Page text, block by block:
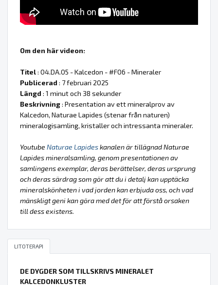
Om den här videon:
Titel: 04.DA.05 - Kalcedon - #F06 - Mineraler
Publicerad : 7 februari 2025
Längd : 1 minut och 38 sekunder
Beskrivning: Presentation av ett mineralprov av
Kalcedon, Naturae Lapides (stenar från naturen)
mineralogisamling, kristaller och intressanta mineraler.
Youtube Naturae Lapideskanalen är tillägnad Naturae
Lapides mineralsamling, genom presentationen av
samlingens exemplar, deras berättelser, deras ursprung
och deras särdrag som gör att du i detalj kan upptäcka
mineralskönheten i vad jorden kan erbjuda oss, och vad
mänskligt geni kan göra med det för att förstå orsaken
till dess existens.
LITOTERAPI
DE DYGDER SOM TILLSKRIVS MINERALET
KALCEDONKLUSTER